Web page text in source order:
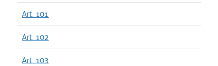
Art. 101
Art. 102
Art. 103